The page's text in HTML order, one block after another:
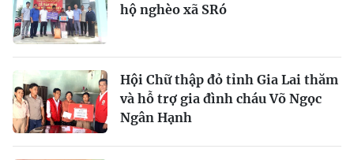
hộ nghèo xã SRó
Hội Chữ thập đỏ tỉnh Gia Lai thăm
và hỗ trợ gia đình cháu Võ Ngọc
Ngân Hạnh